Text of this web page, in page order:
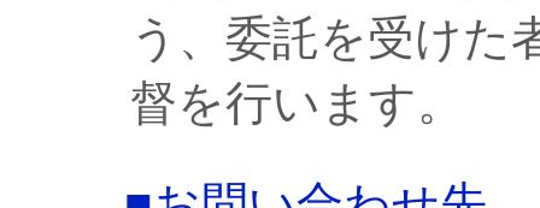
う、委託を受けた
督を行います。